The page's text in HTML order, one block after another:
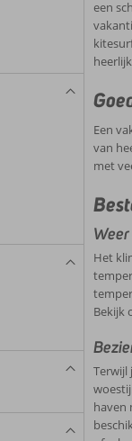
een
Een
van
met
Het
Bekijk
Terwijl
haven